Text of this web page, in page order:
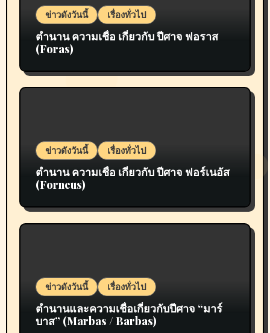
ข่าวดังวันนี้ เรื่องทั่วไป
ตำนาน ความเชื่อ เกี่ยวกับ ปีศาจ ฟอราส
(Foras)
ข่าวดังวันนี้ เรื่องทั่วไป
ตำนาน ความเชื่อ เกี่ยวกับ ปีศาจ ฟอร์เนอัส
(Forneus)
ข่าวดังวันนี้ เรื่องทั่วไป
ตำนานและความเชื่อเกี่ยวกับปีศาจ “มาร์
บาส” (Marbas / Barbas)